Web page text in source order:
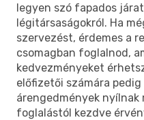
legyen szó fapados
légitársaságokról. Ha
szervezést, érdemes a
csomagban foglalnod,
kedvezményeket
előfizetői számára
árengedmények nyílnak
foglalástól kezdve